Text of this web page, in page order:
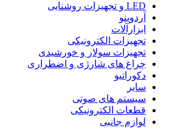
LED و تجهیزات روشنایی
آردوینو
ابزارآلات
تجهیزات الکترونیکی
تجهیزات سولار و خورشیدی
چراغ های شارژی و اضطراری
دکوراتیو
سایر
سیستم های صوتی
قطعات الکترونیکی
لوازم جانبی